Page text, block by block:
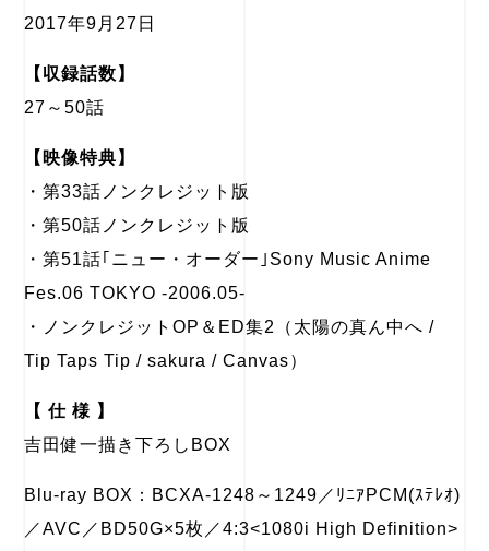
2017年9月27日
【収録話数】
27～50話
【映像特典】
・第33話ノンクレジット版
・第50話ノンクレジット版
・第51話｢ニュー・オーダー｣Sony Music Anime
Fes.06 TOKYO -2006.05-
・ノンクレジットOP＆ED集2（太陽の真ん中へ /
Tip Taps Tip / sakura / Canvas）
【 仕 様 】
吉田健一描き下ろしBOX
Blu-ray BOX：BCXA-1248～1249／ﾘﾆｱPCM(ｽﾃﾚｵ)
／AVC／BD50G×5枚／4:3<1080i High Definition>